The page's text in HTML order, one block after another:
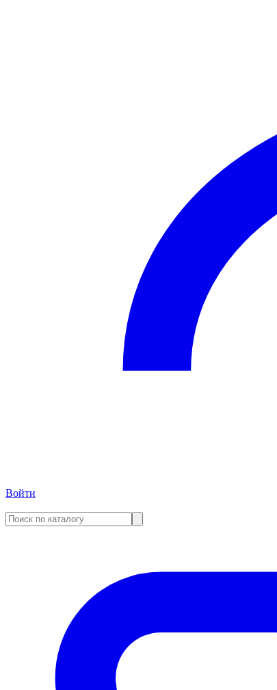
Войти